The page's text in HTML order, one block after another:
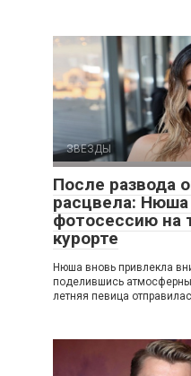
ЗВЕЗДЫ
После развода
расцвела:
фотосессию на
курорте
Нюша вновь привлекла
поделившись
летняя певица